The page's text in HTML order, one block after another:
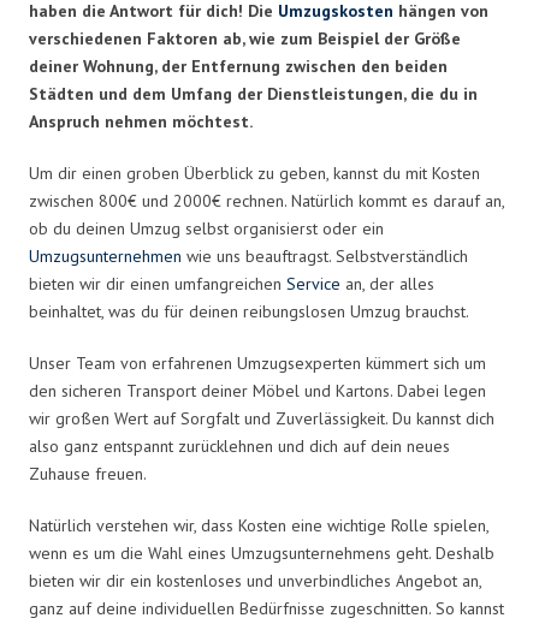
haben die Antwort für dich! Die Umzugskosten hängen von
verschiedenen Faktoren ab, wie zum Beispiel der Größe
deiner Wohnung, der Entfernung zwischen den beiden
Städten und dem Umfang der Dienstleistungen, die du in
Anspruch nehmen möchtest.
Um dir einen groben Überblick zu geben, kannst du mit Kosten
zwischen 800€ und 2000€ rechnen. Natürlich kommt es darauf an,
ob du deinen Umzug selbst organisierst oder ein
Umzugsunternehmen wie uns beauftragst. Selbstverständlich
bieten wir dir einen umfangreichen Service an, der alles
beinhaltet, was du für deinen reibungslosen Umzug brauchst.
Unser Team von erfahrenen Umzugsexperten kümmert sich um
den sicheren Transport deiner Möbel und Kartons. Dabei legen
wir großen Wert auf Sorgfalt und Zuverlässigkeit. Du kannst dich
also ganz entspannt zurücklehnen und dich auf dein neues
Zuhause freuen.
Natürlich verstehen wir, dass Kosten eine wichtige Rolle spielen,
wenn es um die Wahl eines Umzugsunternehmens geht. Deshalb
bieten wir dir ein kostenloses und unverbindliches Angebot an,
ganz auf deine individuellen Bedürfnisse zugeschnitten. So kannst